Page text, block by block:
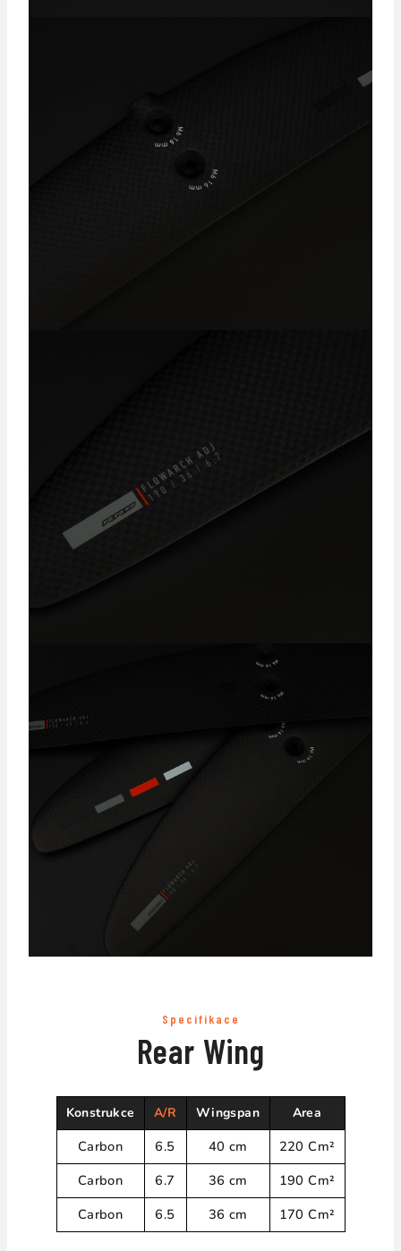
Specifikace
Rear Wing
Konstrukce A/R Wingspan Area
Carbon 6.5 40 cm
220 Cm²
Carbon
6.7 36 cm
190 Cm²
Carbon
6.5 36 cm 170 Cm²